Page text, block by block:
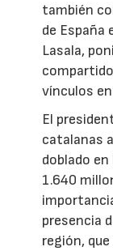
también
de España
Lasala,
vínculos
El
catalanas
doblado
1.640
presencia
región,